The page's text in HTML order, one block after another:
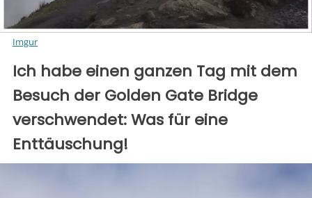
Imgur
Ich habe einen ganzen Tag mit dem
Besuch der Golden Gate Bridge
verschwendet: Was für eine
Enttäuschung!